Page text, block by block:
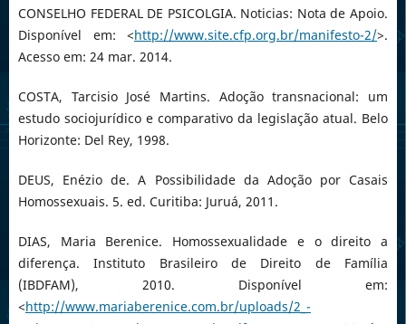
CONSELHO FEDERAL DE PSICOLGIA. Noticias: Nota de Apoio.
Disponível em: <http://www.site.cfp.org.br/manifesto-2/>.
Acesso em: 24 mar. 2014.
COSTA, Tarcisio José Martins. Adoção transnacional: um
estudo sociojurídico e comparativo da legislação atual. Belo
Horizonte: Del Rey, 1998.
DEUS, Enézio de. A Possibilidade da Adoção por Casais
Homossexuais. 5. ed. Curitiba: Juruá, 2011.
DIAS, Maria Berenice. Homossexualidade e o direito a
diferença. Instituto Brasileiro de Direito de Família
(IBDFAM), 2010. Disponível em:
<http://www.mariaberenice.com.br/uploads/2_-